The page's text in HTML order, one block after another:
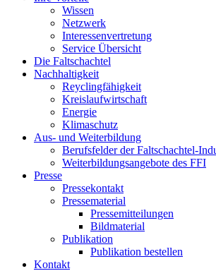
Wissen
Netzwerk
Interessenvertretung
Service Übersicht
Die Faltschachtel
Nachhaltigkeit
Reyclingfähigkeit
Kreislaufwirtschaft
Energie
Klimaschutz
Aus- und Weiterbildung
Berufsfelder der Faltschachtel-
Weiterbildungsangebote des FFI
Presse
Pressekontakt
Pressematerial
Pressemitteilungen
Bildmaterial
Publikation
Publikation bestellen
Kontakt